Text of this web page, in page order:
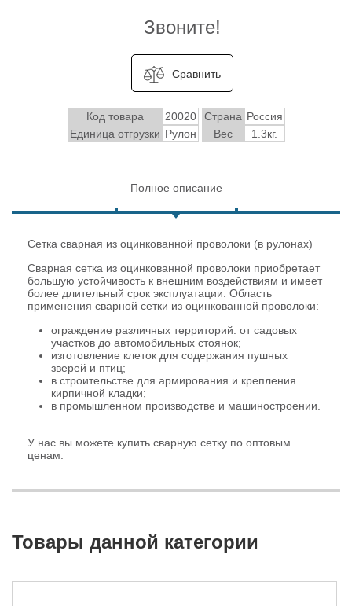
Звоните!
Сравнить
Код товара 20020 Страна Россия
Единица отгрузки Рулон Вес 1.3кг.
Полное описание
Сетка сварная из оцинкованной проволоки (в рулонах)
Сварная сетка из оцинкованной проволоки приобретает
большую устойчивость к внешним воздействиям и имеет
более длительный срок эксплуатации. Область
применения сварной сетки из оцинкованной проволоки:
ограждение различных территорий: от садовых
участков до автомобильных стоянок;
изготовление клеток для содержания пушных
зверей и птиц;
в строительстве для армирования и крепления
кирпичной кладки;
в промышленном производстве и машиностроении.
У нас вы можете купить сварную сетку по оптовым
ценам.
Товары данной категории